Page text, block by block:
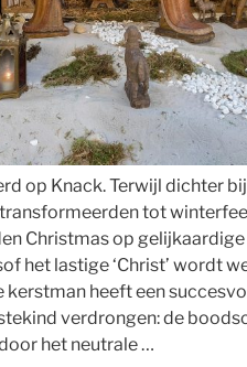
op Knack. Terwijl dichter
tot
Christmas op
het lastige ‘Christ’ wordt
heeft een
verdrongen: de
het neutrale …